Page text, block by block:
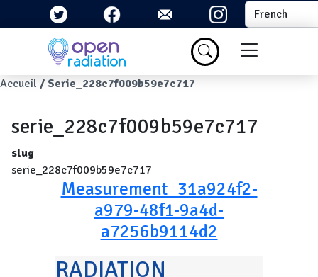
Aller au contenu principal Select your
Menu du
Fil d'Ariane
Accueil Serie_228c7f009b59e7c717
serie_228c7f009b59e7c717
slug
serie_228c7f009b59e7c717
Measurement_31a924f2-
a979-48f1-9a4d-
a7256b9114d2
RADIATION